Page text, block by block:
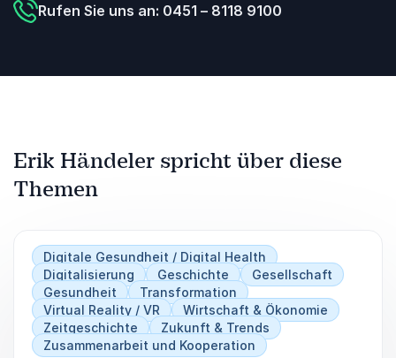
Rufen Sie uns an: 0451 – 8118 9100
Erik Händeler spricht über diese
Themen
Digitale Gesundheit / Digital Health
Digitalisierung
Geschichte
Gesellschaft
Gesundheit
Transformation
Virtual Reality / VR
Wirtschaft & Ökonomie
Zeitgeschichte
Zukunft & Trends
Zusammenarbeit und Kooperation